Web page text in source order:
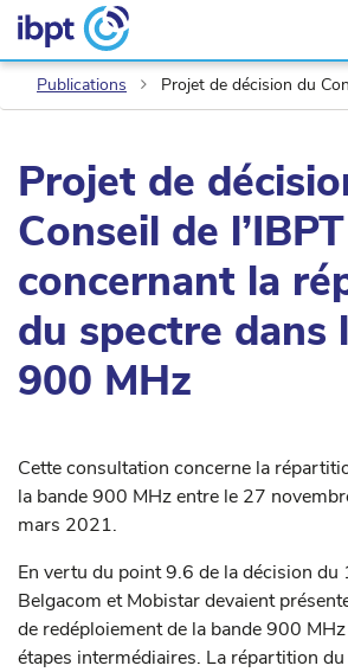
Publications Projet de décision du Conseil de l’IBPT concernant la
Projet de
Conseil de l’IBPT
concernant la
du spectre dans
900 MHz
Cette consultation concerne la
la bande 900 MHz entre le 27
mars 2021.
En vertu du point 9.6 de la décision
Belgacom et Mobistar devaient
de redéploiement de la bande 900
étapes intermédiaires. La répartition